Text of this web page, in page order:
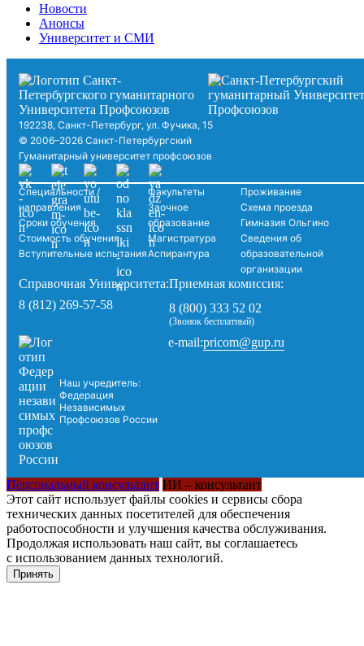
Новости
Анонсы
Университет и СМИ
192238, Санкт-Петербург, ул. Фучика, 15
© 2006–2026 Санкт-Петербургский
Гуманитарный университет профсоюзов
Специальности /
направления
Сроки обучения
Стоимость обучения
Вступительные испытания
Факультеты
Заочное
образование
Магистратура
Аспирантура
Проживание
Схема проезда
Гимназия Ольгино
Сведения об
образовательной
организации
Справочная Университета:
8 (812) 269-57-58
Приемная комиссия:
8 (800) 333 52 02
(Звонок бесплатный)
Наш учредитель:
Федерация
Независимых
Профсоюзов России
e-mail:pricom@gup.ru
Персональный консультант ИИ – консультант
Этот сайт использует файлы cookies и сервисы сбора
технических данных посетителей для обеспечения
работоспособности и улучшения качества обслуживания.
Продолжая использовать наш сайт, вы соглашаетесь
с использованием данных технологий.
Принять